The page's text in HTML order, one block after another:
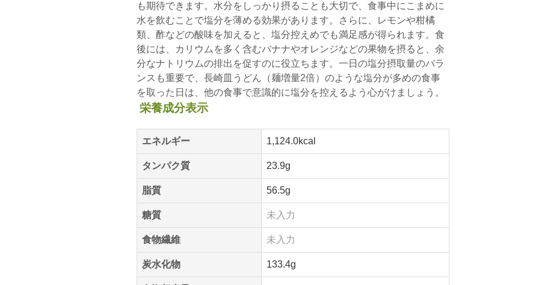
も期待できます。水分をしっかり摂ることも大切で、食事中にこまめに
水を飲むことで塩分を薄める効果があります。さらに、レモンや柑橘
類、酢などの酸味を加えると、塩分控えめでも満足感が得られます。食
後には、カリウムを多く含むバナナやオレンジなどの果物を摂ると、余
分なナトリウムの排出を促すのに役立ちます。一日の塩分摂取量のバラ
ンスも重要で、長崎皿うどん（麺増量2倍）のような塩分が多めの食事
を取った日は、他の食事で意識的に塩分を控えるよう心がけましょう。
栄養成分表示
エネルギー 1,124.0kcal
タンパク質 23.9g
脂質 56.5g
糖質 未入力
食物繊維 未入力
炭水化物 133.4g